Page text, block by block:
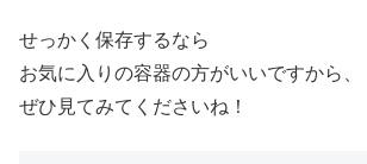
せっかく保存するなら
お気に入りの容器の方がいいですから、
ぜひ見てみてくださいね！